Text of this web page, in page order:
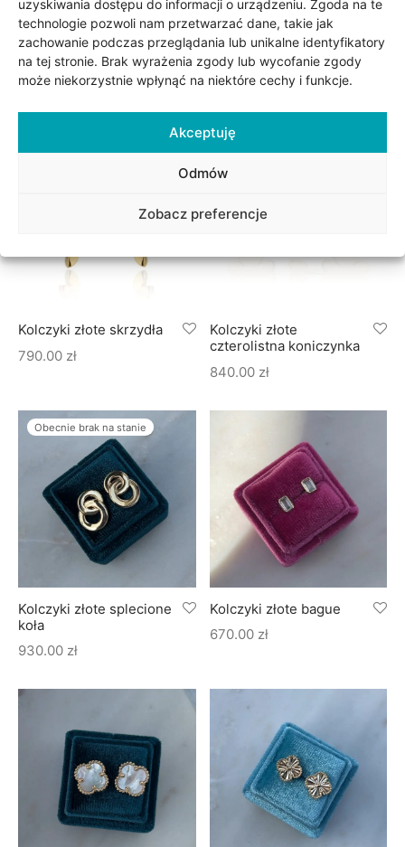
uzyskiwania dostępu do informacji o urządzeniu. Zgoda na te
technologie pozwoli nam przetwarzać dane, takie jak
zachowanie podczas przeglądania lub unikalne identyfikatory
na tej stronie. Brak wyrażenia zgody lub wycofanie zgody
może niekorzystnie wpłynąć na niektóre cechy i funkcje.
Akceptuję
Odmów
Zobacz preferencje
Kolczyki złote czarne
koniczyny fiore II
Kolczyki złote kolorowe
kamienie
Kolczyki złote skrzydła
790.00 zł
Kolczyki złote
czterolistna koniczynka
840.00 zł
Obecnie brak na stanie
Kolczyki złote splecione
koła
930.00 zł
Kolczyki złote bague
670.00 zł